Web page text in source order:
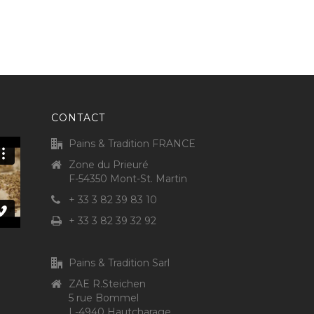
CONTACT
Pains & Tradition FRANCE
Zone du Prieuré
F-54350 Mont-St. Martin
+ 33 3 82 39 83 10
+ 33 3 82 39 32 92
Pains & Tradition Sarl
ZAE R.Steichen
5 rue Bommel